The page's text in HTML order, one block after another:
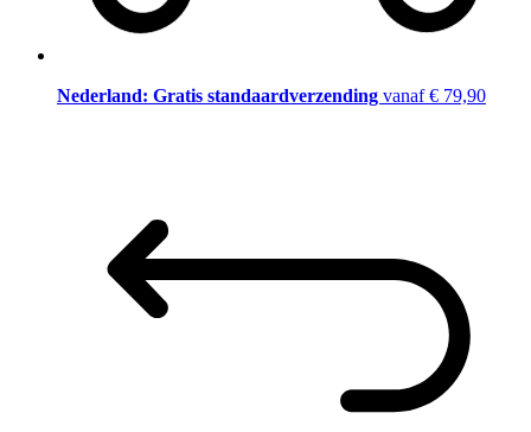
Nederland: Gratis standaardverzending vanaf € 79,90